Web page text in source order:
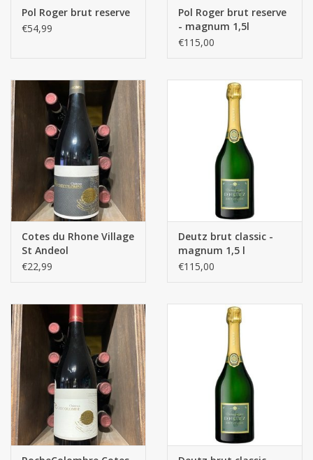
Pol Roger brut reserve
€54,99
Pol Roger brut reserve
- magnum 1,5l
€115,00
Cotes du Rhone Village
St Andeol
€22,99
Deutz brut classic -
magnum 1,5 l
€115,00